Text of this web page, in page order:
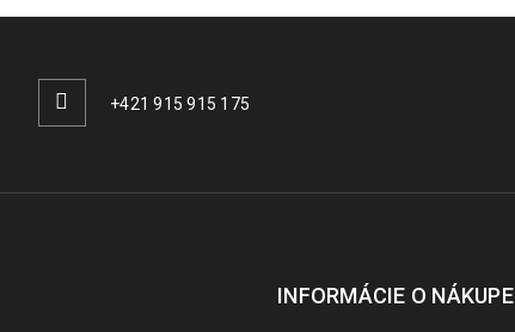
+421 915 915 175
INFORMÁCIE O NÁKUPE